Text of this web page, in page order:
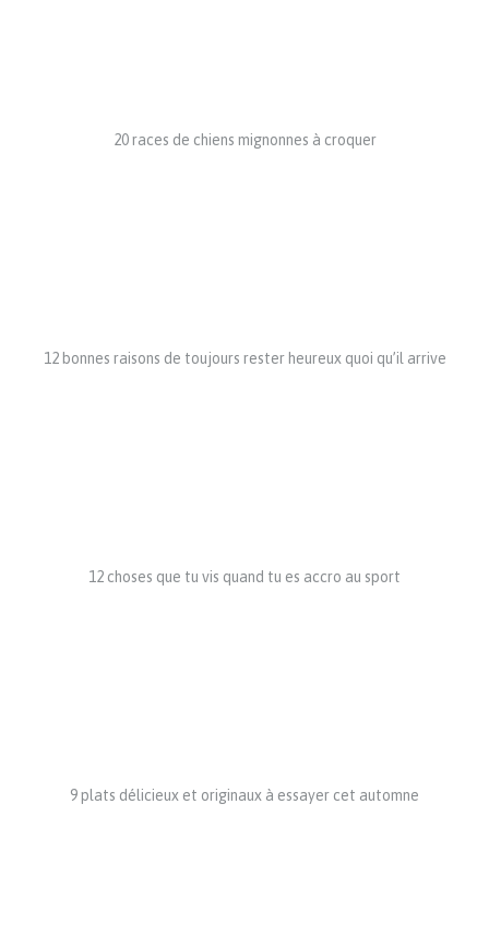
20 races de chiens mignonnes à croquer
12 bonnes raisons de toujours rester heureux quoi qu’il arrive
12 choses que tu vis quand tu es accro au sport
9 plats délicieux et originaux à essayer cet automne